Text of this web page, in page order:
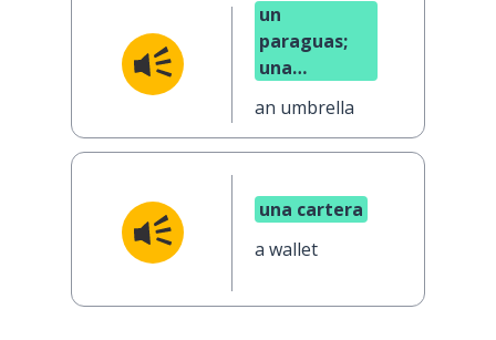
un
paraguas;
una
an umbrella
una cartera
a wallet